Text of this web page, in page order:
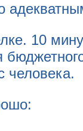
10
человека.